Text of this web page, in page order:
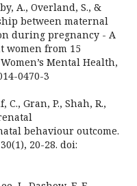
A., Overland, S., &
between maternal
during pregnancy - A
women from 15
Mental Health,
0470-3
C., Gran, P., Shah, R.,
behaviour outcome.
20-28. doi: